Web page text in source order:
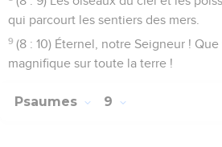
qui parcourt les sentiers des mers.
9 (8 : 10) Éternel, notre Seigneur !
magnifique sur toute la terre !
Psaumes 9